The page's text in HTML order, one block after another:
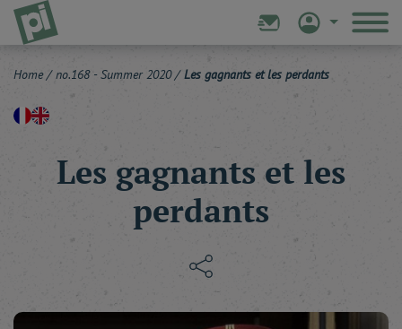
Home / no.168 - Summer 2020/ Les gagnants et les perdants
Les gagnants et les
perdants